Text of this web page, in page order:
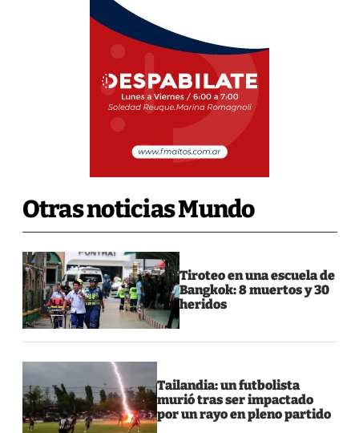
Otras noticias Mundo
Tiroteo en una escuela de
Bangkok: 8 muertos y 30
heridos
Tailandia: un futbolista
murió tras ser impactado
por un rayo en pleno partido